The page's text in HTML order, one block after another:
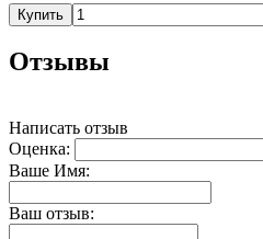
Купить
Отзывы
Написать отзыв
Оценка:
Ваше Имя:
Ваш отзыв: